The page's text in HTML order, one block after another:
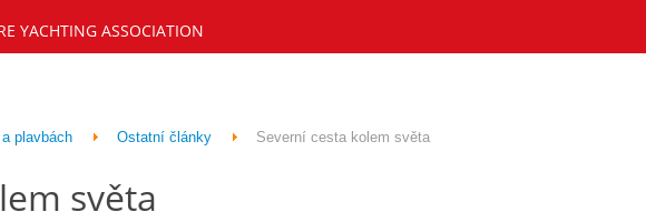
YACHTING ASSOCIATION
plavbách Ostatní články Severní cesta kolem světa
světa